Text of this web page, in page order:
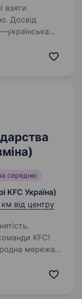
взяти
Досвід
мережу
підтримкою…
середню
KFC Україна)
від центру
KFC!
мережа
за